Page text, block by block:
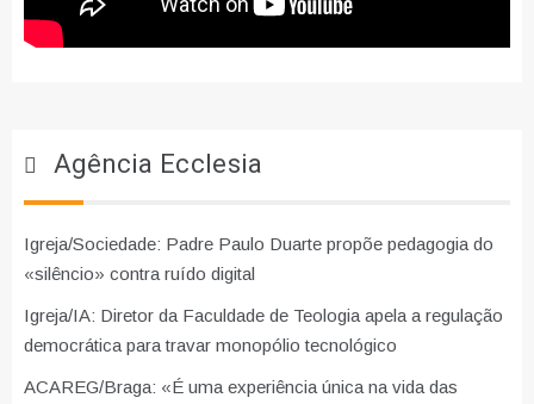
Agência Ecclesia
Igreja/Sociedade: Padre Paulo Duarte propõe pedagogia do
«silêncio» contra ruído digital
Igreja/IA: Diretor da Faculdade de Teologia apela a regulação
democrática para travar monopólio tecnológico
ACAREG/Braga: «É uma experiência única na vida das